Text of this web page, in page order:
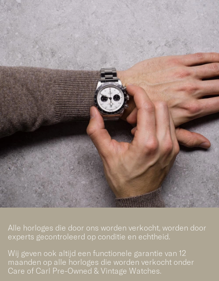
Alle horloges die door ons worden verkocht, worden door
experts gecontroleerd op conditie en echtheid.
Wij geven ook altijd een functionele garantie van 12
maanden op alle horloges die worden verkocht onder
Care of Carl Pre-Owned & Vintage Watches.